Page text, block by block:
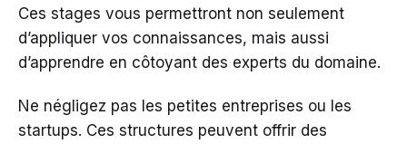
Ces stages vous permettront non seulement
d’appliquer vos connaissances, mais aussi
d’apprendre en côtoyant des experts du domaine.
Ne négligez pas les petites entreprises ou les
startups. Ces structures peuvent offrir des